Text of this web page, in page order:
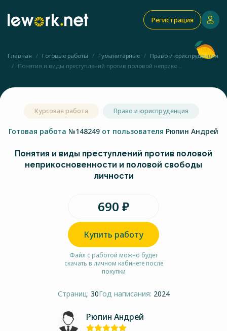
Регистрация
Главная Готовые работы Гуманитарные
Право и юриспруденция
Понятия и виды преступлений против половой неприко...
Курсовая работа Право и юриспруденция
Готовая работа №148249 от пользователя Рюпин Андрей
Понятия и виды преступлений против половой
неприкосновенности и половой свободы
личности
690 ₽
Купить работу
Файл с работой можно будет
скачать в личном кабинете после
покупки
Страниц: 30Год написания: 2024
Рюпин Андрей